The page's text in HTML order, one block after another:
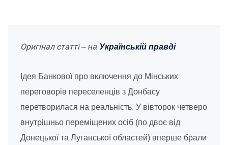
Оригінал статті– на Українській правді
Ідея Банкової про включення до Мінських
переговорів переселенців з Донбасу
перетворилася на реальність. У вівторок четверо
внутрішньо переміщених осіб (по двоє від
Донецької та Луганської областей) вперше брали